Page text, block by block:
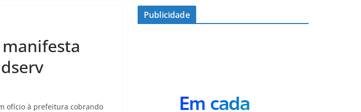
manifesta
ofício à prefeitura cobrando
Publicidade